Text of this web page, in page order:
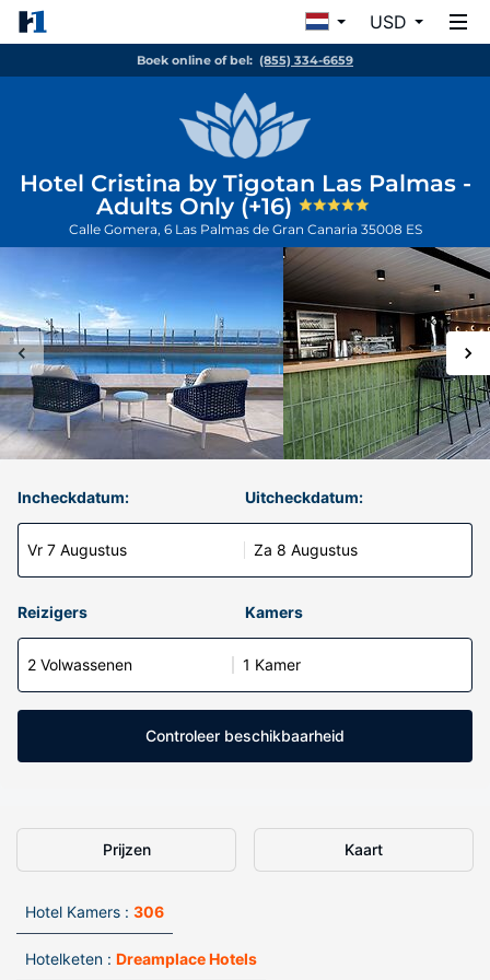
USD
Boek online of bel: (855) 334-6659
Hotel Cristina by Tigotan Las Palmas -
Adults Only (+16)
Calle Gomera, 6 Las Palmas de Gran Canaria 35008 ES
Incheckdatum:
Vr 7 Augustus
Uitcheckdatum:
Za 8 Augustus
Reizigers Kamers
2 Volwassenen 1 Kamer
Controleer beschikbaarheid
Prijzen Kaart
Hotel Kamers : 306
Hotelketen : Dreamplace Hotels